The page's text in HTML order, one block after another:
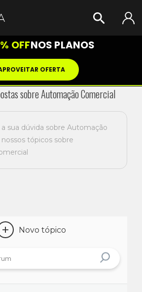
OFFNOS PLANOS
OFERTA
sobre Automação Comercial
sua dúvida sobre Automação
tópicos sobre
+ Novo tópico